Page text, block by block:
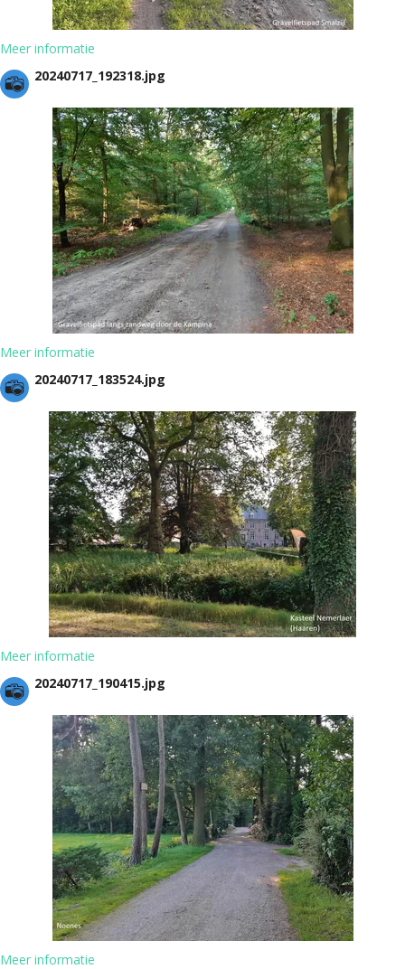
Meer informatie
20240717_192318.jpg
Meer informatie
20240717_183524.jpg
Meer informatie
20240717_190415.jpg
Meer informatie